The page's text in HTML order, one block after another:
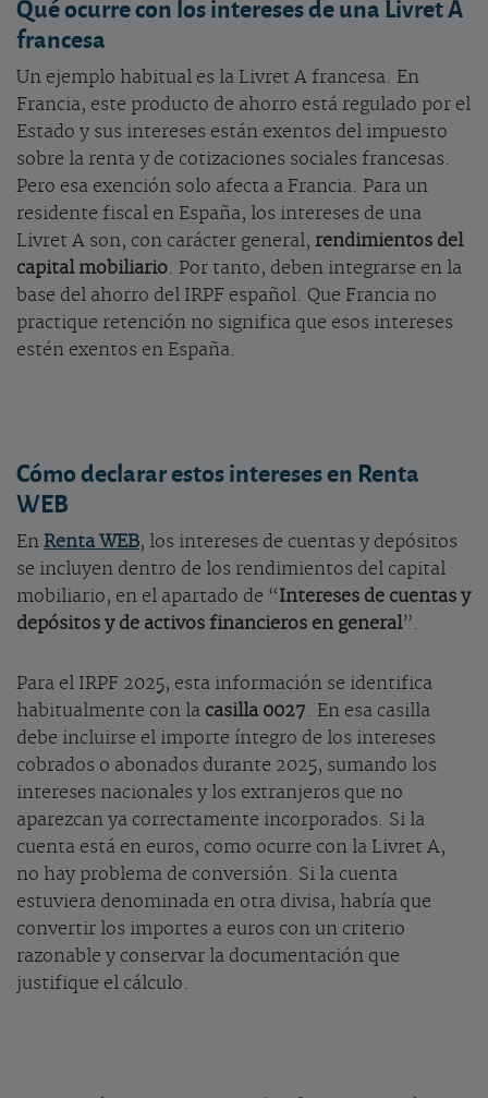
Qué ocurre con los intereses de una Livret A
francesa
Un ejemplo habitual es la Livret A francesa. En
Francia, este producto de ahorro está regulado por el
Estado y sus intereses están exentos del impuesto
sobre la renta y de cotizaciones sociales francesas.
Pero esa exención solo afecta a Francia. Para un
residente fiscal en España, los intereses de una
Livret A son, con carácter general, rendimientos del
capital mobiliario. Por tanto, deben integrarse en la
base del ahorro del IRPF español. Que Francia no
practique retención no significa que esos intereses
estén exentos en España.
Cómo declarar estos intereses en Renta
WEB
En Renta WEB, los intereses de cuentas y depósitos
se incluyen dentro de los rendimientos del capital
mobiliario, en el apartado de “Intereses de cuentas y
depósitos y de activos financieros en general”.
Para el IRPF 2025, esta información se identifica
habitualmente con la casilla 0027. En esa casilla
debe incluirse el importe íntegro de los intereses
cobrados o abonados durante 2025, sumando los
intereses nacionales y los extranjeros que no
aparezcan ya correctamente incorporados. Si la
cuenta está en euros, como ocurre con la Livret A,
no hay problema de conversión. Si la cuenta
estuviera denominada en otra divisa, habría que
convertir los importes a euros con un criterio
razonable y conservar la documentación que
justifique el cálculo.